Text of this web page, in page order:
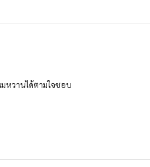
หวานได้ตามใจชอบ